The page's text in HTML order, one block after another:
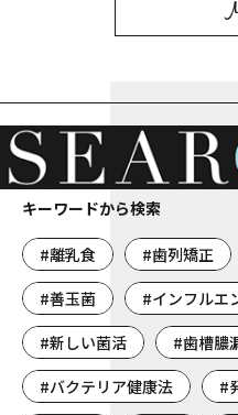
キーワードから検索
#離乳食 #歯列矯正
#善玉菌
#インフルエ
#新しい菌活
#歯槽膿
#バクテリア健康法
#